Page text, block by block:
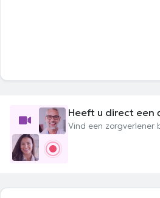
Heeft u direct een
Vind een zorgverlener